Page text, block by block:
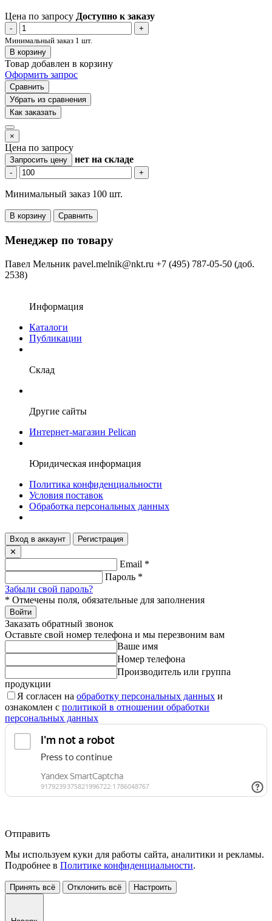
Цена по запросу Доступно к заказу
-
+
Минимальный заказ 1 шт.
В корзину
Товар добавлен в корзину
Оформить запрос
Сравнить
Убрать из сравнения
Как заказать
×
Цена по запросу
Запросить цену нет на складе
- +
Минимальный заказ 100 шт.
В корзину Сравнить
Менеджер по товару
Павел Мельник pavel.melnik@nkt.ru +7 (495) 787-05-50 (доб.
2538)
Информация
Каталоги
Публикации
Склад
Другие сайты
Интернет-магазин Pelican
Юридическая информация
Политика конфиденциальности
Условия поставок
Обработка персональных данных
Вход в аккаунт
Регистрация
✕
Email *
Пароль *
Забыли свой пароль?
* Отмечены поля, обязательные для заполнения
Войти
Заказать обратный звонок
Оставьте свой номер телефона и мы перезвоним вам
Ваше имя
Номер телефона
Производитель или группа
продукции
Я согласен на обработку персональных данных и
ознакомлен с политикой в отношении обработки
персональных данных
Отправить
Мы используем куки для работы сайта, аналитики и рекламы.
Подробнее в Политике конфиденциальности.
Принять всё Отклонить всё Настроить